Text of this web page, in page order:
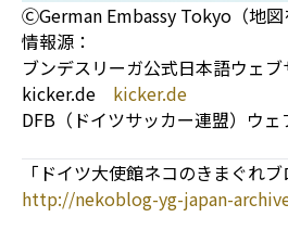
ⒸGerman Embassy Tokyo（地
情報源：
ブンデスリーガ公式日本語ウェ
kicker.de kicker.de
DFB（ドイツサッカー連盟）ウ
「ドイツ大使館ネコのきまぐれ
http://nekoblog-yg-japan-